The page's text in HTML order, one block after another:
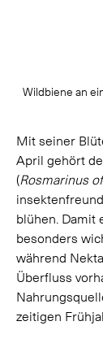
Wildbiene an
Mit seiner
April gehört
(Rosmarinus
blühen. Damit
besonders
während
Überfluss
zeitigen